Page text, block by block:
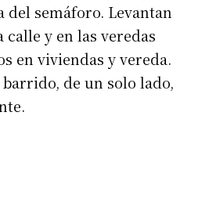
del semáforo. Levantan
y en las veredas
en viviendas y vereda.
de un solo lado,